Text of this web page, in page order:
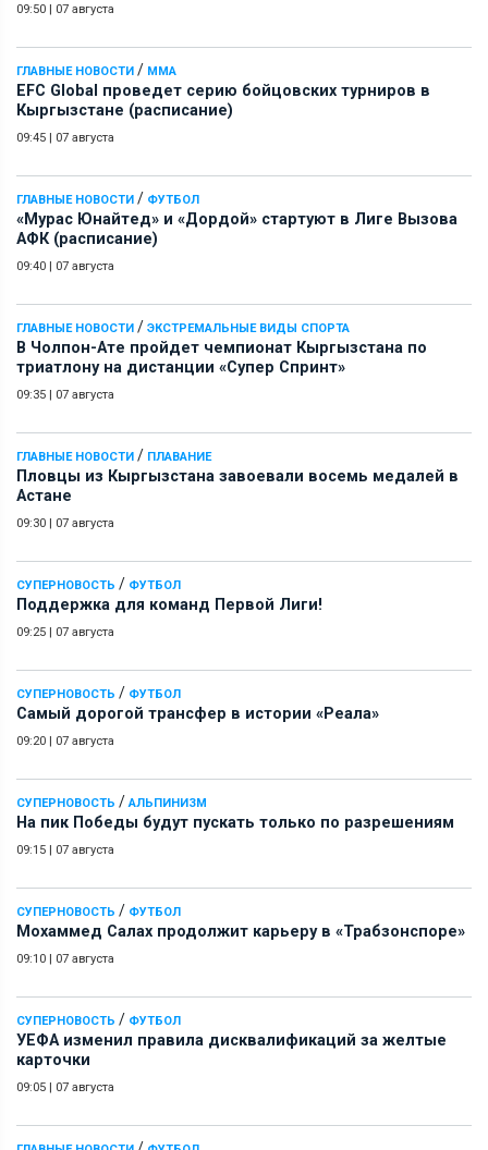
09:50 | 07 августа
ГЛАВНЫЕ НОВОСТИ / ММА
EFC Global проведет серию бойцовских турниров в
Кыргызстане (расписание)
09:45 | 07 августа
ГЛАВНЫЕ НОВОСТИ / ФУТБОЛ
«Мурас Юнайтед» и «Дордой» стартуют в Лиге Вызова
АФК (расписание)
09:40 | 07 августа
ГЛАВНЫЕ НОВОСТИ / ЭКСТРЕМАЛЬНЫЕ ВИДЫ СПОРТА
В Чолпон-Ате пройдет чемпионат Кыргызстана по
триатлону на дистанции «Супер Спринт»
09:35 | 07 августа
ГЛАВНЫЕ НОВОСТИ / ПЛАВАНИЕ
Пловцы из Кыргызстана завоевали восемь медалей в
Астане
09:30 | 07 августа
СУПЕРНОВОСТЬ / ФУТБОЛ
Поддержка для команд Первой Лиги!
09:25 | 07 августа
СУПЕРНОВОСТЬ / ФУТБОЛ
Самый дорогой трансфер в истории «Реала»
09:20 | 07 августа
СУПЕРНОВОСТЬ / АЛЬПИНИЗМ
На пик Победы будут пускать только по разрешениям
09:15 | 07 августа
СУПЕРНОВОСТЬ / ФУТБОЛ
Мохаммед Салах продолжит карьеру в «Трабзонспоре»
09:10 | 07 августа
СУПЕРНОВОСТЬ / ФУТБОЛ
УЕФА изменил правила дисквалификаций за желтые
карточки
09:05 | 07 августа